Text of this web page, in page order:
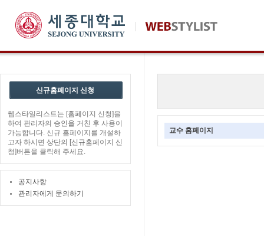
신규홈페이지 신청
웹스타일리스트는 [홈페이지 신청]을
하여 관리자의 승인을 거친 후 사용이
가능합니다. 신규 홈페이지를 개설하
고자 하시면 상단의 [신규홈페이지 신
청]버튼을 클릭해 주세요.
공지사항
관리자에게 문의하기
교수 홈페이지